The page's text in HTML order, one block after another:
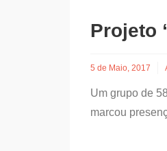
Projeto
5 de Maio, 2017
Um grupo de
marcou